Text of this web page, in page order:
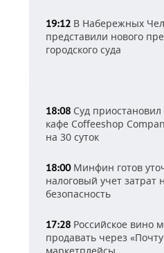
19:12 В Набережных
представили нового
городского суда
18:08 Суд приостановил
кафе Coffeeshop
на 30 суток
18:00Минфин готов
налоговый учет затрат
безопасность
17:28 Российское вино
продавать через